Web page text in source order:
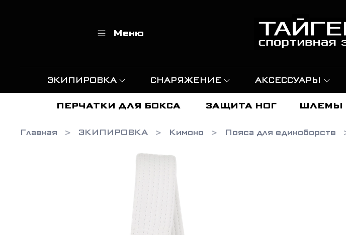
Меню
ЭКИПИРОВКА СНАРЯЖЕНИЕ АКСЕССУАРЫ
ПЕРЧАТКИ ДЛЯ БОКСА ЗАЩИТА НОГ ШЛЕМЫ
Главная ЭКИПИРОВКА Кимоно Пояса для единоборств